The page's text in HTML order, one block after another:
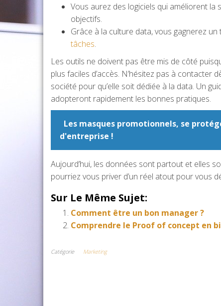
Vous aurez des logiciels qui améliorent
objectifs.
Grâce à la culture data, vous gagnerez
tâches.
Les outils ne doivent pas être mis de côté
plus faciles d’accès. N’hésitez pas à
société pour qu’elle soit dédiée à la data. Un
adopteront rapidement les bonnes pratiques.
Les masques promotionnels, se
d'entreprise !
Aujourd’hui, les données sont partout et elles
pourriez vous priver d’un réel atout pour vous
Sur Le Même Sujet:
Comment être un bon manager ?
Comprendre le Proof of concept en
Catégorie Marketing